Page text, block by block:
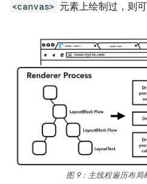
<canvas> 元素上绘制过，则
图 9：主线程遍历布局